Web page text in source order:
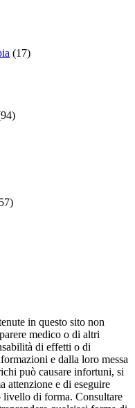
(17)
in questo sito non
medico o di altri
di effetti o di
e dalla loro messa
può causare infortuni, si
attenzione e di eseguire
livello di forma. Consultare